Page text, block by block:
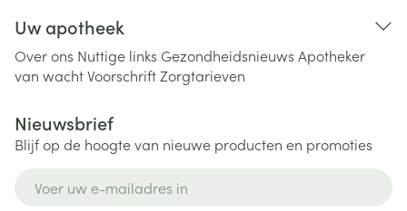
Uw apotheek
Over ons Nuttige links Gezondheidsnieuws Apotheker
van wachtVoorschriftZorgtarieven
Nieuwsbrief
Blijf op de hoogte van nieuwe producten en promoties